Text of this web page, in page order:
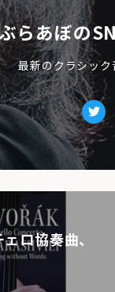
らあぼの
最新のクラシッ
ロ協奏曲、